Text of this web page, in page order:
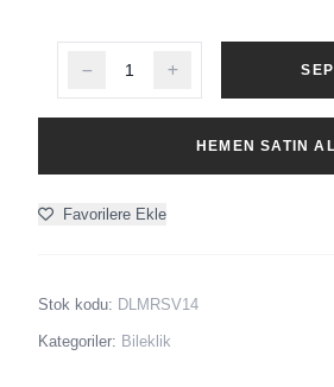
HEMEN SATIN AL
Favorilere Ekle
Stok kodu: DLMRSV14
Kategoriler: Bileklik